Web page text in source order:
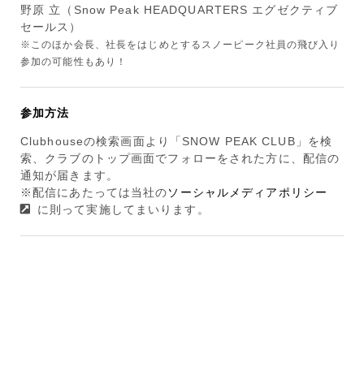
野原 立（Snow Peak HEADQUARTERS エグゼクティブ
セールス）
※このほか会長、社長をはじめとするスノーピーク社員の飛び入り
参加の可能性もあり！
参加方法
Clubhouseの検索画面より「SNOW PEAK CLUB」を検
索、クラブのトップ画面でフォローをされた方に、配信の
通知が届きます。
※配信にあたっては当社のソーシャルメディアポリシー
に則って実施してまいります。